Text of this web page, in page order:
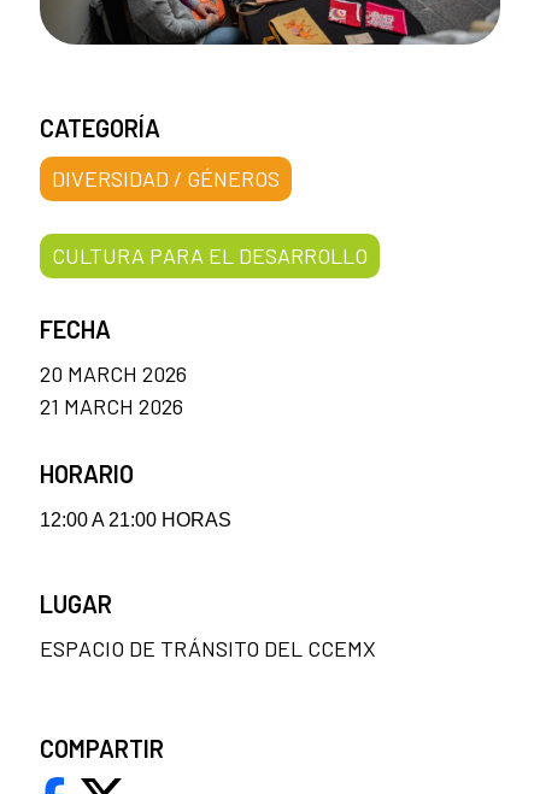
CATEGORÍA
DIVERSIDAD / GÉNEROS
CULTURA PARA EL DESARROLLO
FECHA
20 MARCH 2026
21 MARCH 2026
HORARIO
12:00 A 21:00 HORAS
LUGAR
ESPACIO DE TRÁNSITO DEL CCEMX
COMPARTIR